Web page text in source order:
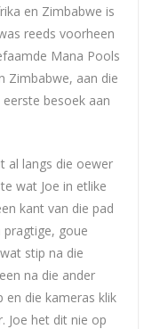
en Zimbabwe is
reeds voorheen
Mana Pools
Zimbabwe, aan die
besoek aan
al langs die oewer
wat Joe in etlike
kant van die pad
goue
stip na die
na die ander
die kameras klik
Joe het dit nie op